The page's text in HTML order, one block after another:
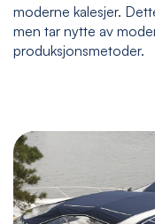
moderne kalesjer.
men tar nytte av
produksjonsmetoder.